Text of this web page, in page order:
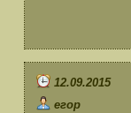
12.09.2015
егор